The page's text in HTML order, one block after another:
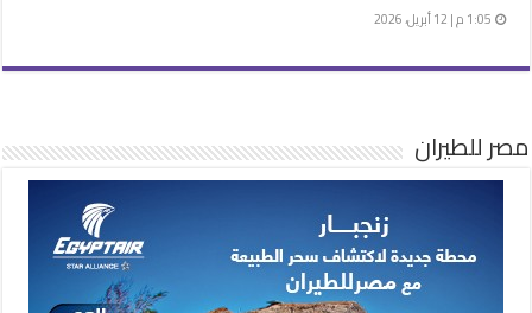
1:05 م | 12 أبريل، 2026
مصر للطيران